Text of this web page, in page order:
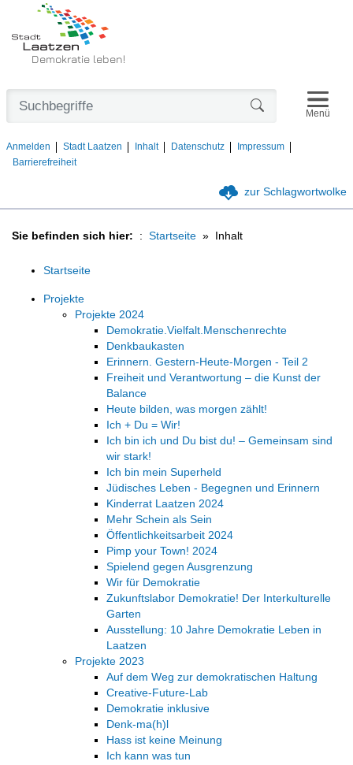
Demokratie leben!
Anmelden Stadt Laatzen Inhalt Datenschutz
Impressum
Barrierefreiheit
Menü
zur Schlagwortwolke
Sie befinden sich hier: Startseite Inhalt
Startseite
Projekte
Projekte 2024
Demokratie.Vielfalt.Menschenrechte
Denkbaukasten
Erinnern. Gestern-Heute-Morgen - Teil 2
Freiheit und Verantwortung – die Kunst der
Balance
Heute bilden, was morgen zählt!
Ich + Du = Wir!
Ich bin ich und Du bist du! – Gemeinsam sind
wir stark!
Ich bin mein Superheld
Jüdisches Leben - Begegnen und Erinnern
Kinderrat Laatzen 2024
Mehr Schein als Sein
Öffentlichkeitsarbeit 2024
Pimp your Town! 2024
Spielend gegen Ausgrenzung
Wir für Demokratie
Zukunftslabor Demokratie! Der Interkulturelle
Garten
Ausstellung: 10 Jahre Demokratie Leben in
Laatzen
Projekte 2023
Auf dem Weg zur demokratischen Haltung
Creative-Future-Lab
Demokratie inklusive
Denk-ma(h)l
Hass ist keine Meinung
Ich kann was tun